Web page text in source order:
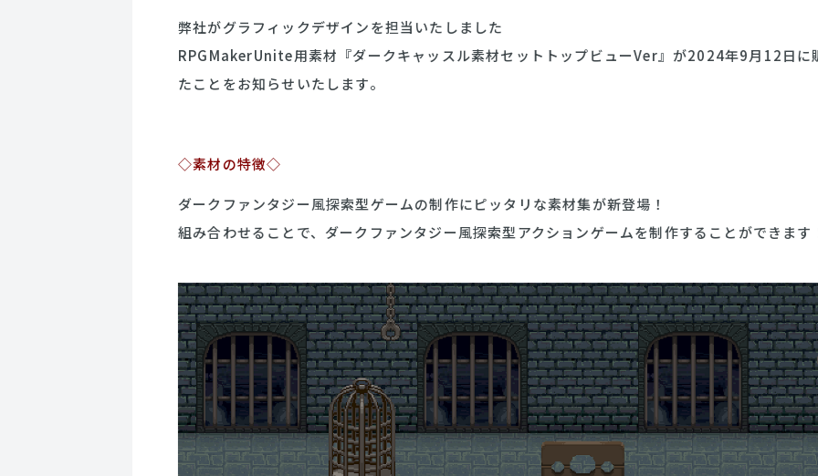
弊社がグラフィックデザインを担当いたしました
RPGMakerUnite用素材 『ダークキャッスル素材セットトップビューVer』が2024年9月12日に
たことをお知らせいたします。
◇素材の特徴◇
ダークファンタジー風探索型ゲームの制作にピッタリな素材集が新登場！
組み合わせることで、ダークファンタジー風探索型アクションゲームを制作することができます